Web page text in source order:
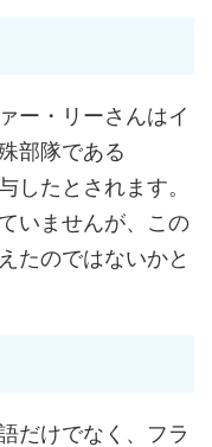
ー・リーさんはイ
部隊である
したとされます。
いませんが、この
たのではないかと
だけでなく、フラ